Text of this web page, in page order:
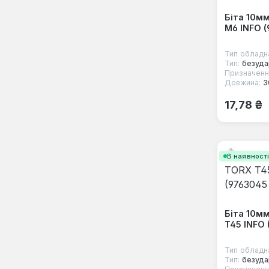
Біта
M6 INFO
Тип
Тип:
Довжина:
17,78 ₴
В наявності
Біта
T45 INFO
Тип
Тип: